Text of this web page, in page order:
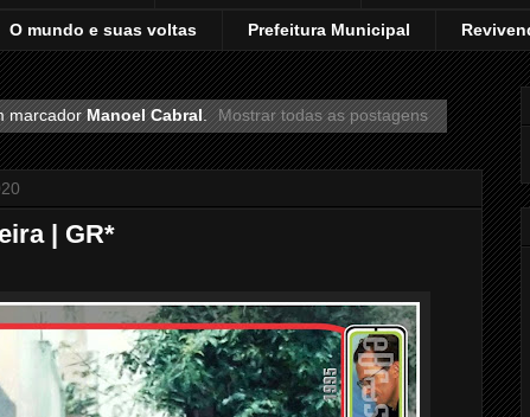
O mundo e suas voltas Prefeitura Municipal
marcadorManoel Cabral. Mostrar todas as postagens
| GR*